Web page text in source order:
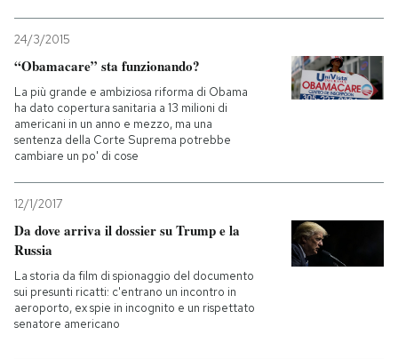
24/3/2015
“Obamacare” sta funzionando?
La più grande e ambiziosa riforma di Obama
ha dato copertura sanitaria a 13 milioni di
americani in un anno e mezzo, ma una
sentenza della Corte Suprema potrebbe
cambiare un po' di cose
12/1/2017
Da dove arriva il dossier su Trump e la
Russia
La storia da film di spionaggio del documento
sui presunti ricatti: c'entrano un incontro in
aeroporto, ex spie in incognito e un rispettato
senatore americano